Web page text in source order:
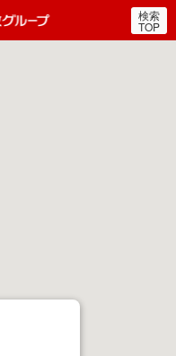
郵便局・日本郵政グルー
検索
TOP